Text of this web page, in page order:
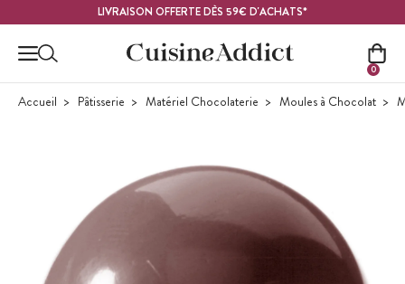
LIVRAISON OFFERTE DÈS 59€ D'ACHATS*
0
Accueil Pâtisserie Matériel Chocolaterie Moules à Chocolat